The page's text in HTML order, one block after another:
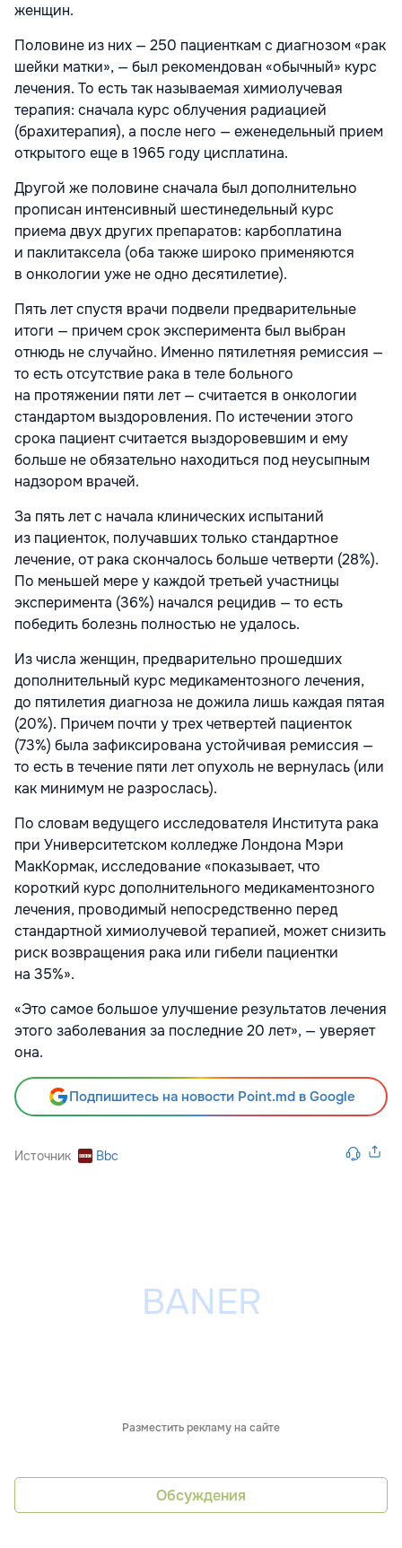
женщин.
Половине из них — 250 пациенткам с диагнозом «рак
шейки матки», — был рекомендован «обычный» курс
лечения. То есть так называемая химиолучевая
терапия: сначала курс облучения радиацией
(брахитерапия), а после него — еженедельный прием
открытого еще в 1965 году цисплатина.
Другой же половине сначала был дополнительно
прописан интенсивный шестинедельный курс
приема двух других препаратов: карбоплатина
и паклитаксела (оба также широко применяются
в онкологии уже не одно десятилетие).
Пять лет спустя врачи подвели предварительные
итоги — причем срок эксперимента был выбран
отнюдь не случайно. Именно пятилетняя ремиссия —
то есть отсутствие рака в теле больного
на протяжении пяти лет — считается в онкологии
стандартом выздоровления. По истечении этого
срока пациент считается выздоровевшим и ему
больше не обязательно находиться под неусыпным
надзором врачей.
За пять лет с начала клинических испытаний
из пациенток, получавших только стандартное
лечение, от рака скончалось больше четверти (28%).
По меньшей мере у каждой третьей участницы
эксперимента (36%) начался рецидив — то есть
победить болезнь полностью не удалось.
Из числа женщин, предварительно прошедших
дополнительный курс медикаментозного лечения,
до пятилетия диагноза не дожила лишь каждая пятая
(20%). Причем почти у трех четвертей пациенток
(73%) была зафиксирована устойчивая ремиссия —
то есть в течение пяти лет опухоль не вернулась (или
как минимум не разрослась).
По словам ведущего исследователя Института рака
при Университетском колледже Лондона Мэри
МакКормак, исследование «показывает, что
короткий курс дополнительного медикаментозного
лечения, проводимый непосредственно перед
стандартной химиолучевой терапией, может снизить
риск возвращения рака или гибели пациентки
на 35%».
«Это самое большое улучшение результатов лечения
этого заболевания за последние 20 лет», — уверяет
она.
Подпишитесь на новости Point.md в Google
Источник Bbc
Разместить рекламу на сайте
Обсуждения